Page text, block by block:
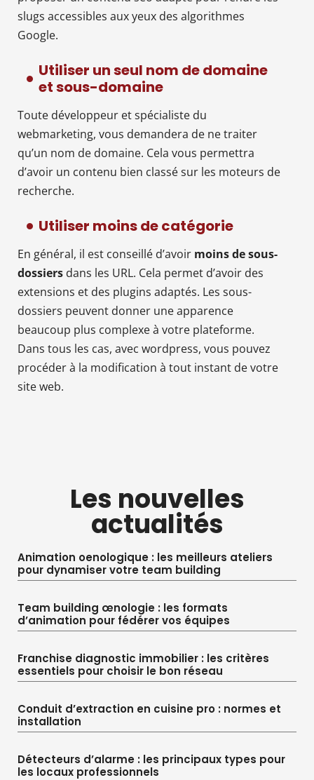
slugs accessibles aux yeux des algorithmes
Google.
Utiliser un seul nom de domaine
et sous-domaine
Toute développeur et spécialiste du
webmarketing, vous demandera de ne traiter
qu’un nom de domaine. Cela vous permettra
d’avoir un contenu bien classé sur les moteurs de
recherche.
Utiliser moins de catégorie
En général, il est conseillé d’avoir moins de sous-
dossiers dans les URL. Cela permet d’avoir des
extensions et des plugins adaptés. Les sous-
dossiers peuvent donner une apparence
beaucoup plus complexe à votre plateforme.
Dans tous les cas, avec wordpress, vous pouvez
procéder à la modification à tout instant de votre
site web.
Les nouvelles
actualités
Animation oenologique : les meilleurs ateliers
pour dynamiser votre team building
Team building œnologie : les formats
d’animation pour fédérer vos équipes
Franchise diagnostic immobilier : les critères
essentiels pour choisir le bon réseau
Conduit d’extraction en cuisine pro : normes et
installation
Détecteurs d’alarme : les principaux types pour
les locaux professionnels